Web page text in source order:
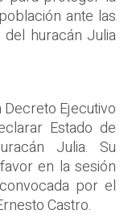
ante las
huracán Julia
Ejecutivo
Estado de
Julia. Su
en la sesión
por el
Castro.